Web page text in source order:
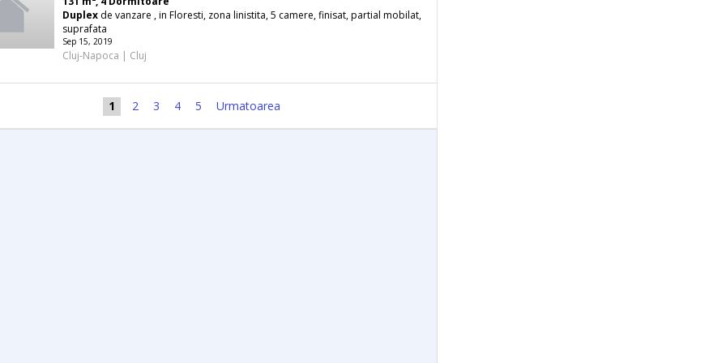
Duplex de vanzare , in Floresti, zona linistita, 5 camere, finisat, partial mobilat,
suprafata
Sep 15, 2019
Cluj-Napoca | Cluj
1 2 3 4 5 Urmatoarea